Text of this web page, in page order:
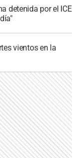
detenida por el ICE
vientos en la